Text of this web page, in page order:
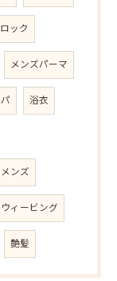
ック
メンズパーマ
浴衣
メンズ
ウィービング
艶髪